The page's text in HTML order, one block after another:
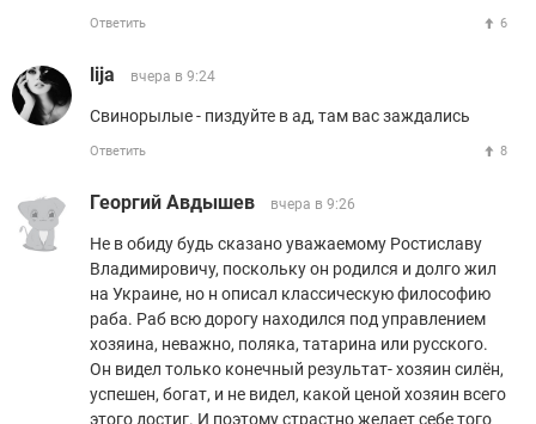
Ответить 6
lija вчера в 9:24
Свинорылые - пиздуйте в ад, там вас заждались
Ответить 8
Георгий Авдышев вчера в 9:26
Не в обиду будь сказано уважаемому Ростиславу
Владимировичу, поскольку он родился и долго жил
на Украине, но н описал классическую философию
раба. Раб всю дорогу находился под управлением
хозяина, неважно, поляка, татарина или русского.
Он видел только конечный результат- хозяин силён,
успешен, богат, и не видел, какой ценой хозяин всего
этого достиг. И поэтому страстно желает себе того